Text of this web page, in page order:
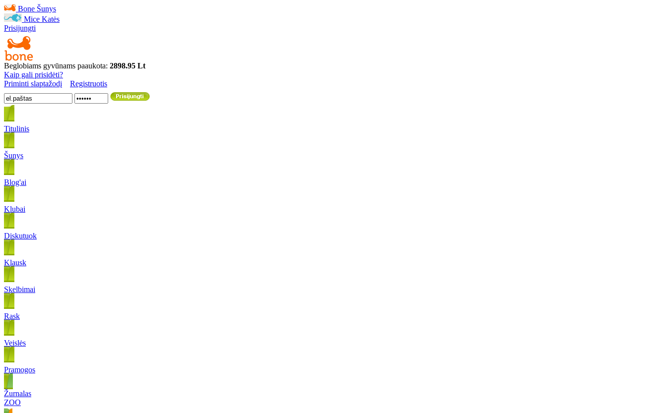
Bone Šunys
Mice Katės
Prisijungti
Beglobiams gyvūnams paaukota: 2898.95 Lt
Kaip gali prisidėti?
Priminti slaptažodį
Registruotis
Titulinis
Šunys
Blog'ai
Klubai
Diskutuok
Klausk
Skelbimai
Rask
Veislės
Pramogos
Žurnalas
ZOO